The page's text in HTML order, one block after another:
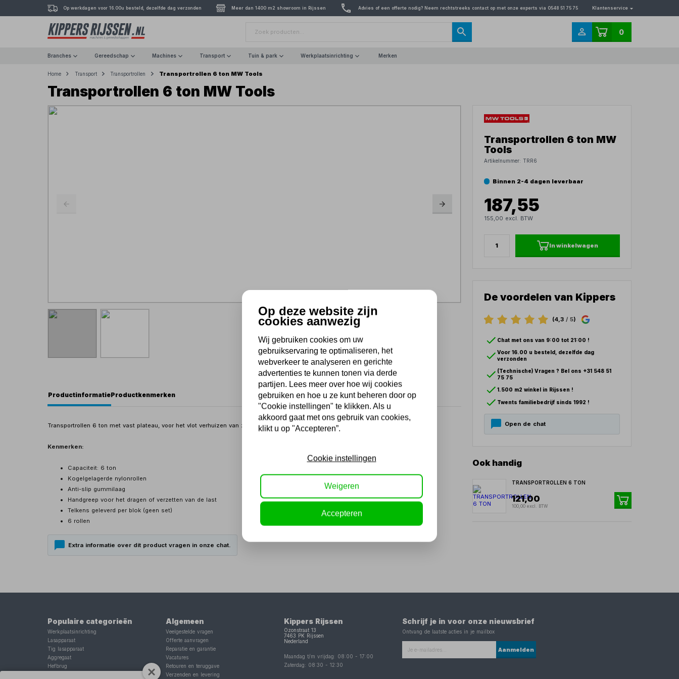
Op werkdagen voor 16.00u besteld, dezelfde dag verzonden Meer dan 1400 m2 showroom in Rijssen Advies of een offerte nodig? Neem rechtstreeks contact op met onze experts via 0548 51 75 75 Klantenservice
0
Branches Gereedschap Machines Transport Tuin & park Werkplaatsinrichting Merken
Home Transport Transportrollen Transportrollen 6 ton MW Tools
Transportrollen 6 ton MW Tools
ProductinformatieProductkenmerken
Transportrollen 6 ton met vast plateau, voor het vlot verhuizen van zware lasten.
Kenmerken:
Capaciteit: 6 ton
Kogelgelagerde nylonrollen
Anti-slip gummilaag
Handgreep voor het dragen of verzetten van de last
Telkens geleverd per blok (geen set)
6 rollen
Extra informatie over dit product vragen in onze chat.
Transportrollen 6 ton MW
Tools
Artikelnummer: TRR6
Binnen 2-4 dagen leverbaar
187,55
155,00 excl. BTW
In winkelwagen
De voordelen van Kippers
(4,3/ 5)
Chat met ons van 9:00 tot 21:00 !
Voor 16.00 u besteld, dezelfde dag
verzonden
(Technische) Vragen ? Bel ons +31 548 51
75 75
1.500 m2 winkel in Rijssen !
Twents familiebedrijf sinds 1992 !
Open de chat
Ook handig
TRANSPORTROLLEN 6 TON
121,00
100,00 excl. BTW
Populaire categorieën
Werkplaatsinrichting
Lasapparaat
Tig lasapparaat
Aggregaat
Hefbrug
Algemeen
Veelgestelde vragen
Offerte aanvragen
Reparatie en garantie
Vacatures
Retouren en teruggave
Verzenden en levering
Kippers Rijssen
Ozonstraat 13
7463 PK
Rijssen
Nederland
Maandag t/m vrijdag: 08:00 -17:00
Zaterdag: 08:30 -12:30
Schrijf je in voor onze nieuwsbrief
Ontvang de laatste acties in je mailbox
Aanmelden
Op deze website zijn
cookies aanwezig
Wij gebruiken cookies om uw
gebruikservaring te optimaliseren, het
webverkeer te analyseren en gerichte
advertenties te kunnen tonen via derde
partijen. Lees meer over hoe wij cookies
gebruiken en hoe u ze kunt beheren door op
"Cookie instellingen" te klikken. Als u
akkoord gaat met ons gebruik van cookies,
klikt u op "Accepteren”.
Cookie instellingen
Weigeren
Accepteren